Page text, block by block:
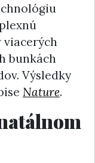
viacerých
bunkách
Výsledky
Nature.